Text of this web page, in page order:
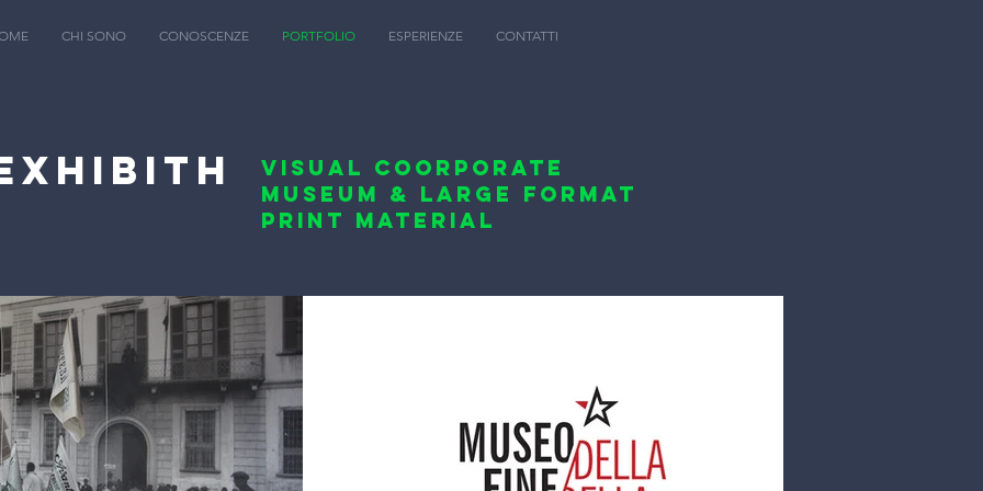
CHI SONO CONOSCENZE PORTFOLIO ESPERIENZE CONTATTI
VISUAL COORPORATE
MUSEUM & LARGE FORMAT
PRINT MATERIAL